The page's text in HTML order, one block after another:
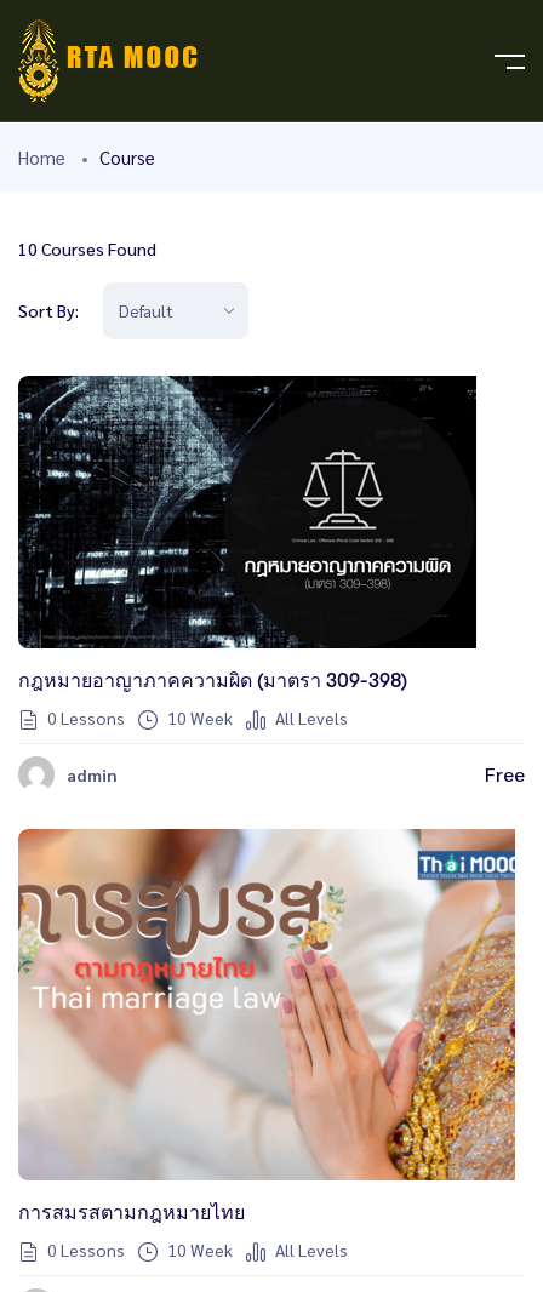
Home Course
10 Courses Found
Sort By:
กฎหมายอาญาภาคความผิด (มาตรา 309-398)
0 Lessons
10 Week All Levels
admin Free
การสมรสตามกฎหมายไทย
0 Lessons
10 Week All Levels